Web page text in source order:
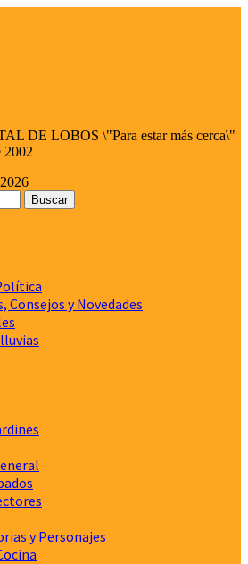
DE LOBOS \"Para estar más cerca\"
2002
Consejos y Novedades
y Personajes